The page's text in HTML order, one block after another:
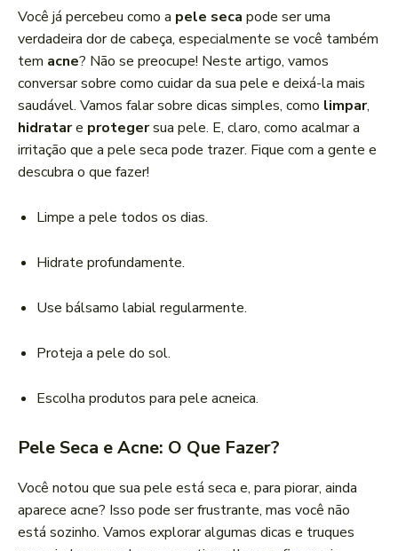
d
o
r
d
e
á
u
d
o
Você já percebeu como a pele seca pode ser uma
verdadeira dor de cabeça, especialmente se você também
tem acne? Não se preocupe! Neste artigo, vamos
conversar sobre como cuidar da sua pele e deixá-la mais
saudável. Vamos falar sobre dicas simples, como limpar,
hidratare protegersua pele. E, claro, como acalmar a
irritação que a pele seca pode trazer. Fique com a gente e
descubra o que fazer!
Limpe a pele todos os dias.
Hidrate profundamente.
Use bálsamo labial regularmente.
Proteja a pele do sol.
Escolha produtos para pele acneica.
Pele Seca e Acne: O Que Fazer?
Você notou que sua pele está seca e, para piorar, ainda
aparece acne? Isso pode ser frustrante, mas você não
está sozinho. Vamos explorar algumas dicas e truques